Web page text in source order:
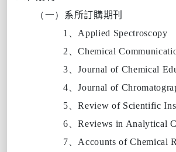
（一） 系所訂購期刊
1、 Applied Spectroscopy
2、Chemical
3、Journal of Chemical
4、Journal of
5、Review of Scientific
6、Reviews in Analytical
7、 Accounts of Chemical